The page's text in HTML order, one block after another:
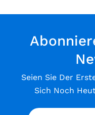
Seien Sie Der
Sich Noch